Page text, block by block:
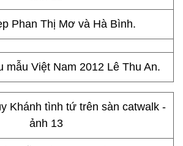
Phan Thị Mơ và Hà Bình.
mẫu Việt Nam 2012 Lê Thu An.